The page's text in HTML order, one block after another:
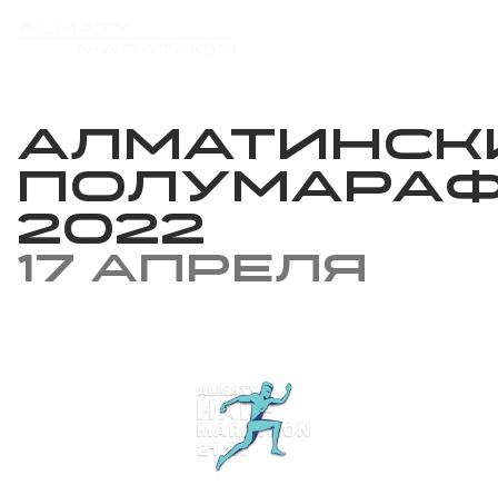
2022
17 апреля